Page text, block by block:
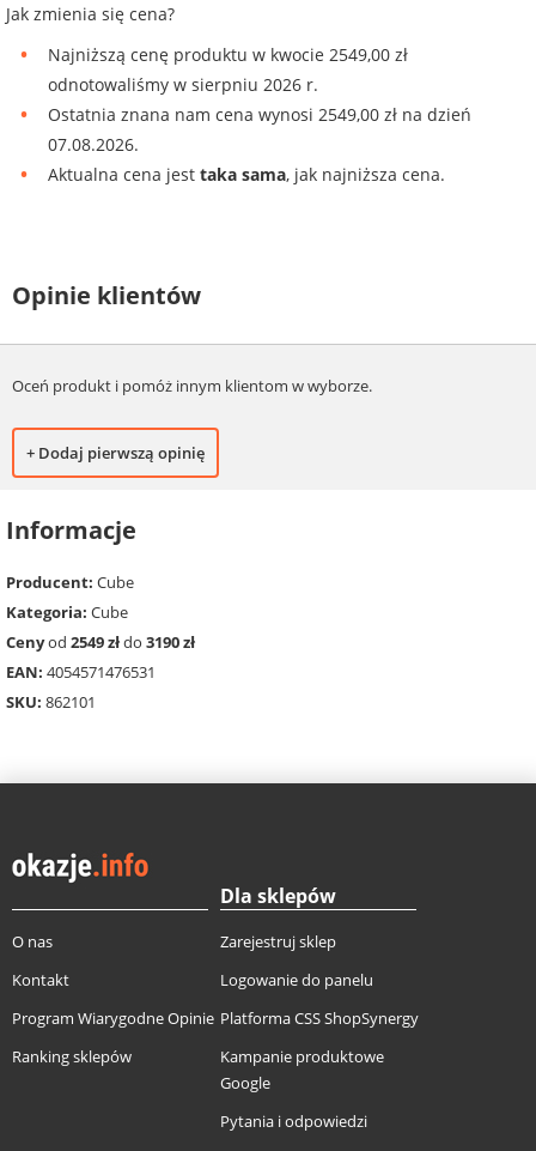
Jak zmienia się cena?
Najniższą cenę produktu w kwocie 2549,00 zł
odnotowaliśmy w sierpniu 2026 r.
Ostatnia znana nam cena wynosi 2549,00 zł na dzień
07.08.2026.
Aktualna cena jest taka sama, jak najniższa cena.
Opinie klientów
Oceń produkt i pomóż innym klientom w wyborze.
+ Dodaj pierwszą opinię
Informacje
Producent: Cube
Kategoria: Cube
Cenyod 2549 złdo 3190 zł
EAN: 4054571476531
SKU: 862101
O nas
Kontakt
Program Wiarygodne Opinie
Ranking sklepów
Dla sklepów
Zarejestruj sklep
Logowanie do panelu
Platforma CSS ShopSynergy
Kampanie produktowe
Google
Pytania i odpowiedzi